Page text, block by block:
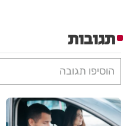
תגובות
הוסיפו תגובה